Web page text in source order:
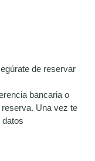
de reservar
bancaria o
Una vez te
datos